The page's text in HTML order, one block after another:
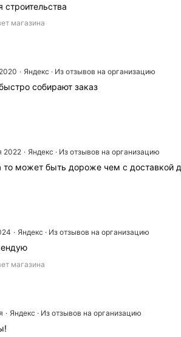
магазина
Яндекс · Из отзывов на организацию
собирают заказ
2022
Яндекс · Из отзывов на организацию
то может быть дороже чем с доставкой
Яндекс · Из отзывов на организацию
магазина
Яндекс · Из отзывов на организацию